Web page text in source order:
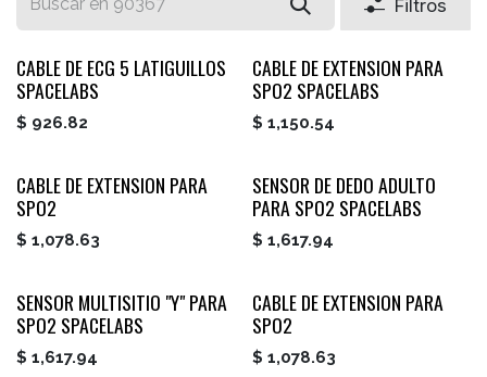
Filtros
CABLE DE ECG 5 LATIGUILLOS
SPACELABS
$ 926.82
CABLE DE EXTENSION PARA
SPO2 SPACELABS
$ 1,150.54
CABLE DE EXTENSION PARA
SPO2
$ 1,078.63
SENSOR DE DEDO ADULTO
PARA SPO2 SPACELABS
$ 1,617.94
SENSOR MULTISITIO "Y" PARA
SPO2 SPACELABS
$ 1,617.94
CABLE DE EXTENSION PARA
SPO2
$ 1,078.63